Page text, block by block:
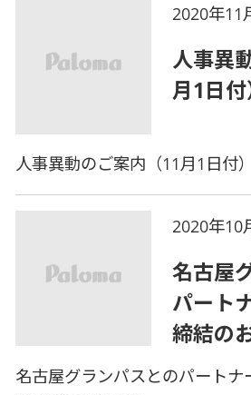
2020年11
人事異
月1日付
人事異動のご案内（11月1日付）
2020年10
名古屋
パート
締結の
名古屋グランパスとのパートナ